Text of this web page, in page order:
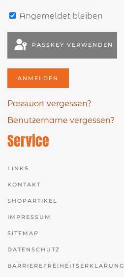
Angemeldet bleiben
PASSKEY VERWENDEN
ANMELDEN
Passwort vergessen?
Benutzername vergessen?
Service
LINKS
KONTAKT
SHOPARTIKEL
IMPRESSUM
SITEMAP
DATENSCHUTZ
BARRIEREFREIHEITSERKLÄRUNG